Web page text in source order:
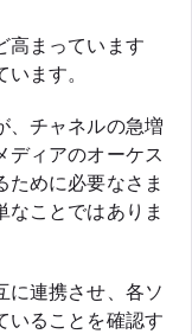
高まっています
ます。
、チャネルの急増
ディアのオーケス
ために必要なさま
なことではありま
に連携させ、各ソ
いることを確認す